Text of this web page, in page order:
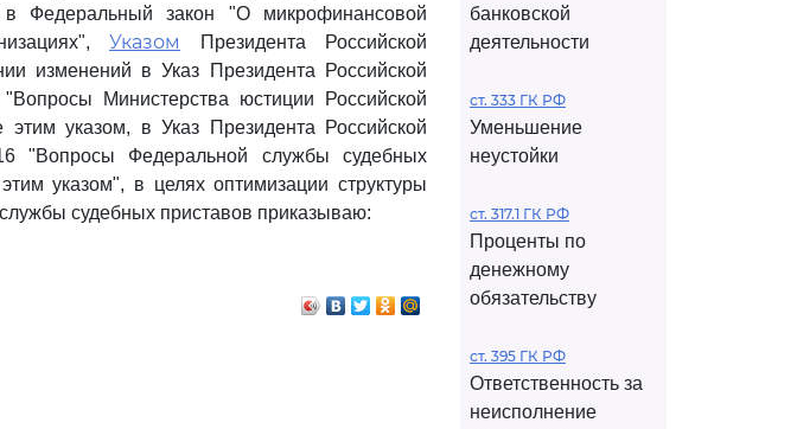
Федеральный закон "О микрофинансовой
Указом
Президента Российской
изменений в Указ Президента Российской
Министерства юстиции Российской
указом, в Указ Президента Российской
"Вопросы Федеральной службы судебных
указом", в целях оптимизации структуры
судебных приставов приказываю:
банковской
деятельности
ст. 333 ГК РФ
Уменьшение
неустойки
ст. 317.1 ГК РФ
Проценты по
денежному
обязательству
ст. 395 ГК РФ
Ответственность за
неисполнение